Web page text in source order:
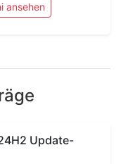
ansehen
Update-